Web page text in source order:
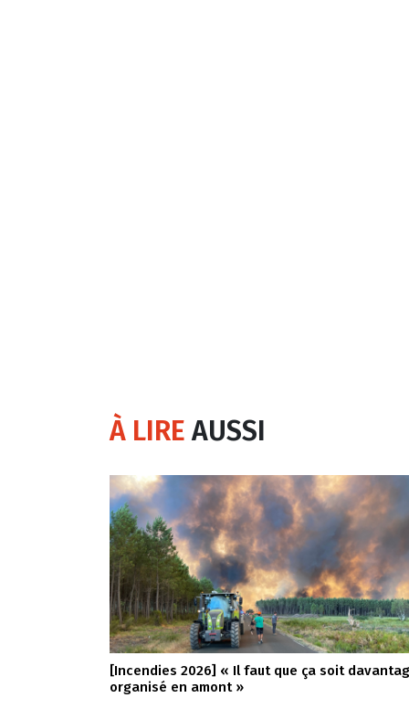
À LIREAUSSI
[Incendies 2026] « Il faut que ça soit
organisé en amont »